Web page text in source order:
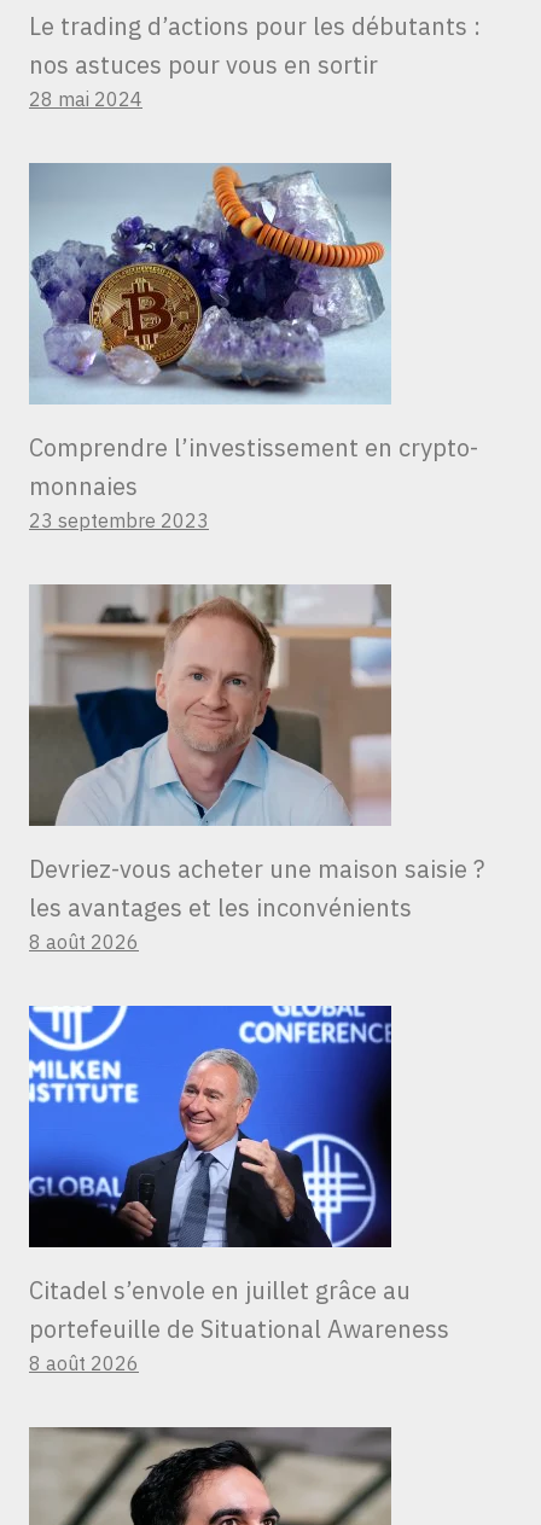
Le trading d’actions pour les débutants :
nos astuces pour vous en sortir
28 mai 2024
Comprendre l’investissement en crypto-
monnaies
23 septembre 2023
Devriez-vous acheter une maison saisie ?
les avantages et les inconvénients
8 août 2026
Citadel s’envole en juillet grâce au
portefeuille de Situational Awareness
8 août 2026